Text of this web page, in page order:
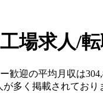
場求人/
迎の平均月収は
多く掲載されており